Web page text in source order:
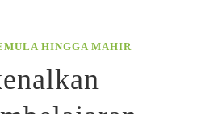
HINGGA MAHIR